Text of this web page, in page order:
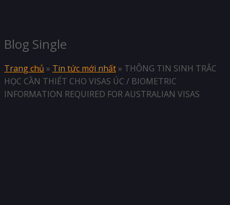
Blog Single
Trang chủ » Tin tức mới nhất » THÔNG TIN SINH TRẮC
HỌC CẦN THIẾT CHO VISAS ÚC / BIOMETRIC
INFORMATION REQUIRED FOR AUSTRALIAN VISAS